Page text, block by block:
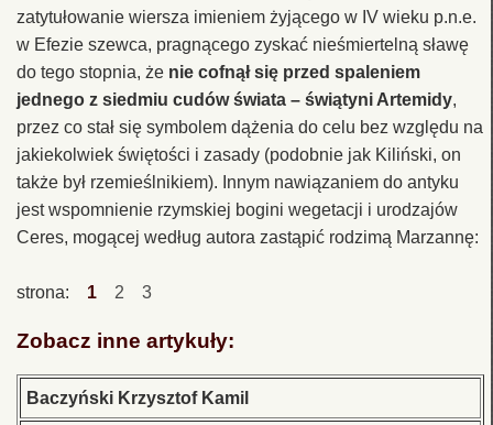
zatytułowanie wiersza imieniem żyjącego w IV wieku p.n.e.
w Efezie szewca, pragnącego zyskać nieśmiertelną sławę
do tego stopnia, że nie cofnął się przed spaleniem
jednego z siedmiu cudów świata – świątyni Artemidy,
przez co stał się symbolem dążenia do celu bez względu na
jakiekolwiek świętości i zasady (podobnie jak Kiliński, on
także był rzemieślnikiem). Innym nawiązaniem do antyku
jest wspomnienie rzymskiej bogini wegetacji i urodzajów
Ceres, mogącej według autora zastąpić rodzimą Marzannę:
strona: 1 2 3
Zobacz inne artykuły:
Baczyński Krzysztof Kamil